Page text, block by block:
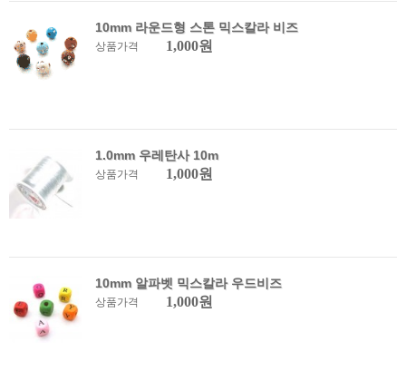
10mm 라운드형 스톤 믹스칼라 비즈
상품가격 1,000원
1.0mm 우레탄사 10m
상품가격 1,000원
10mm 알파벳 믹스칼라 우드비즈
상품가격 1,000원